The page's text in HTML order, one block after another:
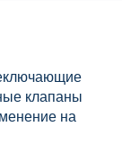
клапаны
на